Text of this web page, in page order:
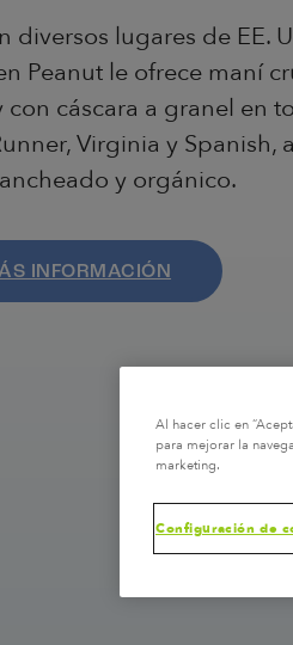
diversos lugares de EE.
Peanut le ofrece maní
cáscara a granel en
Virginia y Spanish,
y orgánico.
INFORMACIÓN
Al hacer clic en
para mejorar la
marketing.
Configuración de